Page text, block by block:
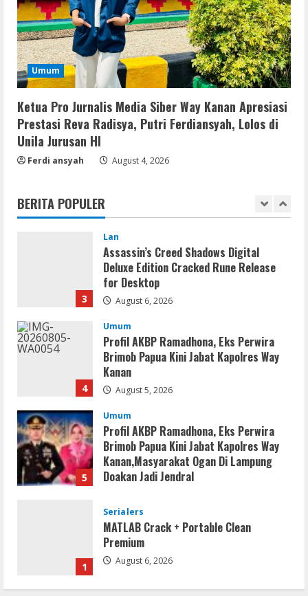
Umum
Ketua Pro Jurnalis Media Siber Way Kanan Apresiasi
Prestasi Reva Radisya, Putri Ferdiansyah, Lolos di
Unila Jurusan HI
Ferdi ansyah August 4, 2026
BERITA POPULER
5
Kanan,Masyarakat Ogan Di Lampung
Doakan Jadi Jendral
August 4, 2026
1
Serialers
MATLAB Crack + Portable Clean
August 6, 2026
2
Serialers
Ableton Live Crack + Portable Windows
3
Lan
Assassin’s Creed Shadows Digital
Deluxe Edition Cracked Rune Release
for Desktop
August 6, 2026
4
Umum
Profil AKBP Ramadhona, Eks Perwira
Brimob Papua Kini Jabat Kapolres Way
Kanan
August 5, 2026
5
Umum
Profil AKBP Ramadhona, Eks Perwira
Brimob Papua Kini Jabat Kapolres Way
Kanan,Masyarakat Ogan Di Lampung
Doakan Jadi Jendral
1
Serialers
MATLAB Crack + Portable Clean
Premium
August 6, 2026